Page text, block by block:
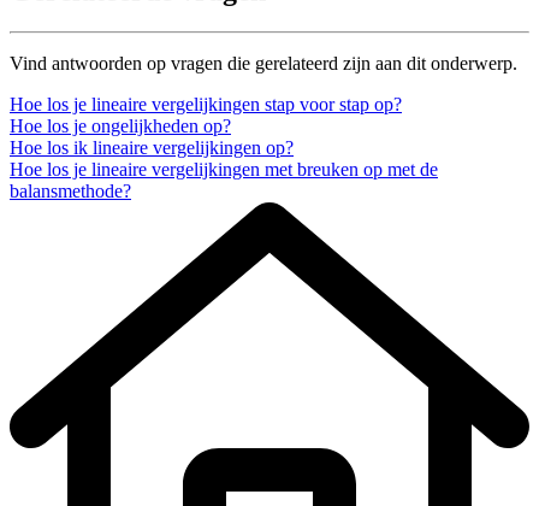
Vind antwoorden op vragen die gerelateerd zijn aan dit onderwerp.
Hoe los je lineaire vergelijkingen stap voor stap op?
Hoe los je ongelijkheden op?
Hoe los ik lineaire vergelijkingen op?
Hoe los je lineaire vergelijkingen met breuken op met de
balansmethode?